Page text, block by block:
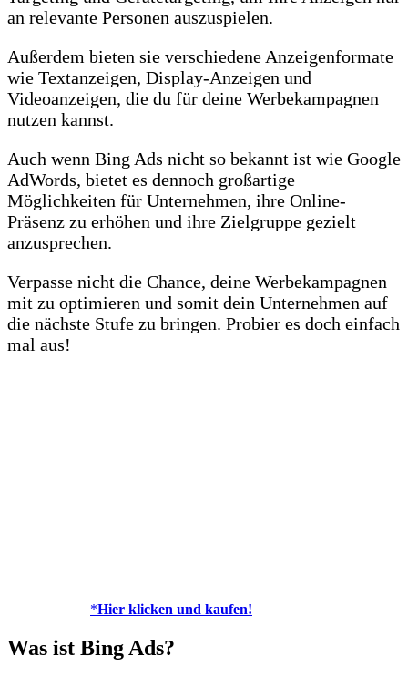
an relevante Personen auszuspielen.
Außerdem bieten sie verschiedene Anzeigenformate
wie Textanzeigen, Display-Anzeigen und
Videoanzeigen, die du für deine Werbekampagnen
nutzen kannst.
Auch wenn Bing Ads nicht so bekannt ist wie Google
AdWords, bietet es dennoch großartige
Möglichkeiten für Unternehmen, ihre Online-
Präsenz zu erhöhen und ihre Zielgruppe gezielt
anzusprechen.
Verpasse nicht die Chance, deine Werbekampagnen
mit zu optimieren und somit dein Unternehmen auf
die nächste Stufe zu bringen. Probier es doch einfach
mal aus!
*Hier klicken und kaufen!
Was ist Bing Ads?